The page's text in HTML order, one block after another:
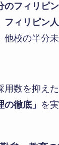
のフィリピ
フィリピン
他校の半分
用数を抑え
の徹底」 を